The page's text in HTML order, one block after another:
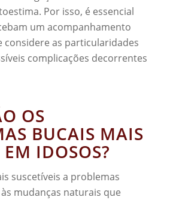
Por isso, é essencial
um acompanhamento
considere as particularidades
complicações decorrentes
OS
BUCAIS MAIS
IDOSOS?
suscetíveis a problemas
mudanças naturais que